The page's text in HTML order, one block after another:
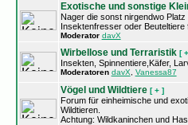
Exotische und sonstige
Nager die sonst nirgendwo
Insektenfresser oder Beuteltiere
Moderator davX
Wirbellose und Terraristik [
Insekten, Spinnentiere,Käfer,
Moderatoren davX Vanessa87
Vögel und Wildtiere [ + ]
Forum für einheimische und
Wildtieren.
Achtung: Wildkaninchen und